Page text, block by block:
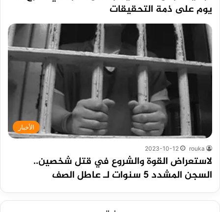
يوم على ذمة التحقيقات
الأخبار
rouka
2023-10-12
لاستعراض القوة والشروع في قتل شخصين..
السجن المشدد 5 سنوات لـ عاطل الصف